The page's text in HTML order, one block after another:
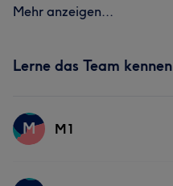
Mehr anzeigen...
Lerne das Team kennen
M M1